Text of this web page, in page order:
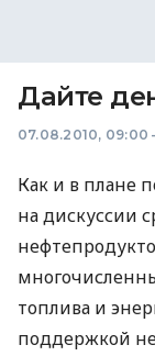
Дайте
07.08.2010, 09:00
Как и в плане
на дискуссии
топлива и
поддержкой